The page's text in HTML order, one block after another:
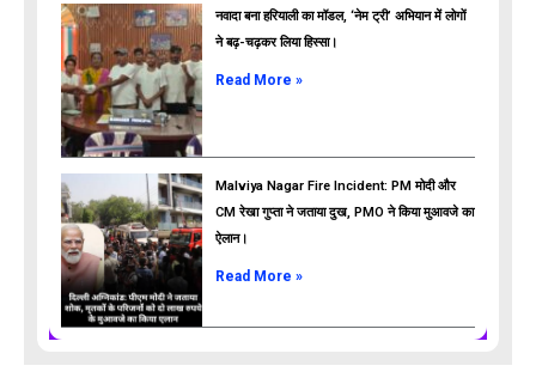
नवादा बना हरियाली का मॉडल, ‘नेम ट्री’ अभियान में लोगों
ने बढ़-चढ़कर लिया हिस्सा।
Read More »
Malviya Nagar Fire Incident: PM मोदी और
CM रेखा गुप्ता ने जताया दुख, PMO ने किया मुआवजे का
ऐलान।
Read More »